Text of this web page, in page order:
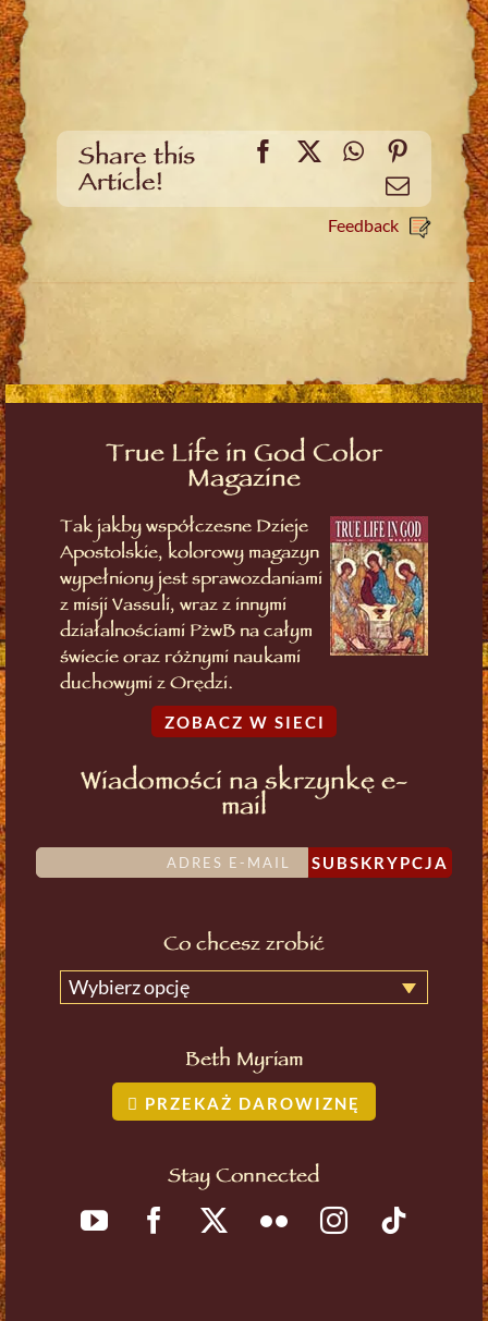
Share this
Article!
Facebook
X WhatsApp
Email
Feedback
True Life in God Color
Magazine
Tak jakby współczesne Dzieje
Apostolskie, kolorowy magazyn
wypełniony jest sprawozdaniami
z misji Vassuli, wraz z innymi
działalnościami PżwB na całym
świecie oraz różnymi naukami
duchowymi z Orędzi.
ZOBACZ W SIECI
Wiadomości na skrzynkę e-
mail
SUBSKRYPCJA
Co chcesz zrobić
Wybierz opcję
Beth Myriam
PRZEKAŻ DAROWIZNĘ
Stay Connected